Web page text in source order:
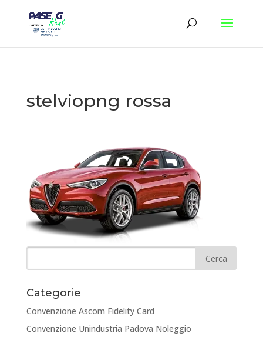
stelviopng rossa
Categorie
Convenzione Ascom Fidelity Card
Convenzione Unindustria Padova Noleggio